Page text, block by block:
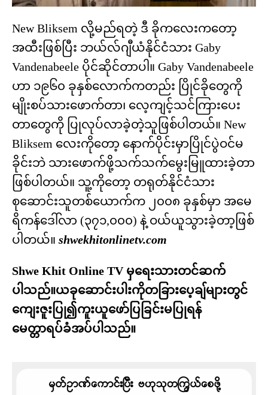
New Bliksem လို့မည်ရတဲ့ ဒီ ခိုကလေးကတော့
အထီးဖြစ်ပြီး ဘယ်လ်ဂျီယံနိုင်ငံသား Gaby
Vandenabeele ပိုင်ဆိုင်တာပါ။ Gaby Vandenabeele
ဟာ ၁၉၆၀ ခုနှစ်လောက်ကတည်း ပြိုင်ခိုတွေကို
မျိုးစပ်သားဖောက်တာ၊ လေ့ကျင့်သင်ကြားပေး
တာတွေကို ပြုလုပ်လာခဲ့တဲ့သူဖြစ်ပါတယ်။ New
Bliksem လေးကိုတော့ နောက်ပိုင်းမှာပြိုင်ပွဲဝင်မ
ခိုင်းဘဲ သားဖောက်ဖို့သက်သက်မွေးမြူထားခဲ့တာ
ဖြစ်ပါတယ်။ သူ့ကိုတော့ တရုတ်နိုင်ငံသား
စုဆောင်းသူတစ်ယောက်က ၂၀၀၈ ခုနှစ်မှာ အမေ
ရိကန်ဒေါ်လာ (၃၇၁,၀၀၀) နဲ့ ဝယ်ယူသွားခဲ့တာ့ဖြစ်
ပါတယ်။ shwekhitonlinetv.com
Shwe Khit Online TV မှရေးသားတင်ဆက်
ပါသည်။ယခုဆောင်းပါးကိုတခြားပေ့ချ်များတွင်
ကျေးဇူးပြု၍ကူးယူဖော်ပြခြင်းမပြုရန်
မေတ္တာရပ်ခံအပ်ပါသည်။